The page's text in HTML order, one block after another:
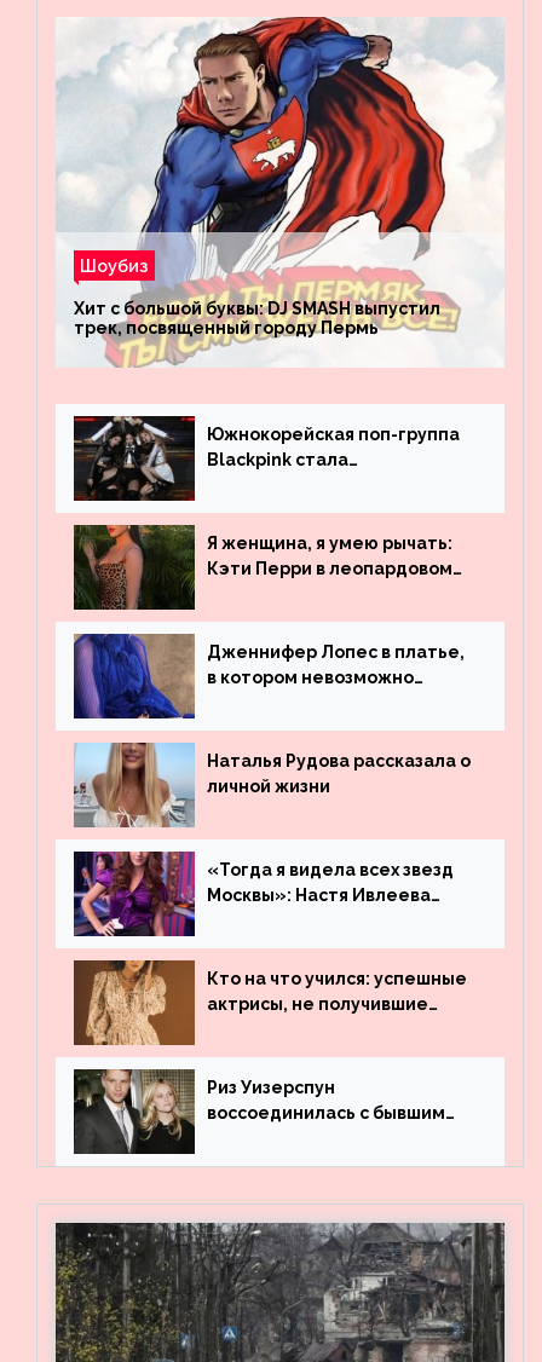
Шоубиз
Хит с большой буквы: DJ SMASH выпустил
трек, посвященный городу Пермь
Южнокорейская поп-группа
Blackpink стала
просмотрам на YouTube. Они
обогнали даже Джастина
Бибера
Я женщина, я умею рычать:
Кэти Перри в леопардовом
Дженнифер Лопес в платье,
в котором невозможно
Наталья Рудова рассказала о
личной жизни
«Тогда я видела всех звезд
Москвы»: Настя Ивлеева
популярности и выложила
архивные фото
Кто на что учился: успешные
актрисы, не получившие
Риз Уизерспун
воссоединилась с бывшим